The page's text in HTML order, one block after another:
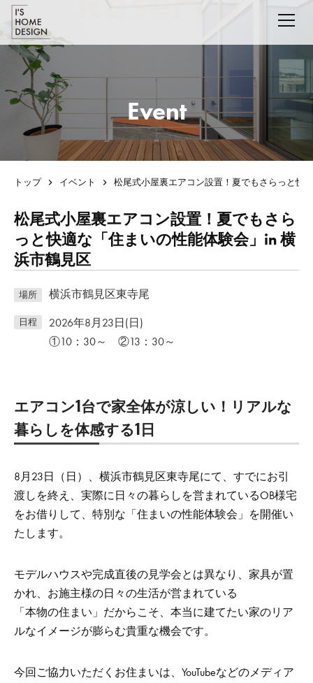
Event
トップ イベント 松尾式小屋裏エアコン設置！夏でもさらっと快
松尾式小屋裏エアコン設置！夏でもさら
っと快適な「住まいの性能体験会」in 横
浜市鶴見区
場所 横浜市鶴見区東寺尾
日程
2026年8月23日(日)
①10：30～ ②13：30～
エアコン1台で家全体が涼しい！リアルな
暮らしを体感する1日
8月23日（日）、横浜市鶴見区東寺尾にて、すでにお引
渡しを終え、実際に日々の暮らしを営まれているOB様宅
をお借りして、特別な「住まいの性能体験会」を開催い
たします。
モデルハウスや完成直後の見学会とは異なり、家具が置
かれ、お施主様の日々の生活が営まれている
「本物の住まい」だからこそ、本当に建てたい家のリア
ルなイメージが膨らむ貴重な機会です。
今回ご協力いただくお住まいは、YouTubeなどのメディア